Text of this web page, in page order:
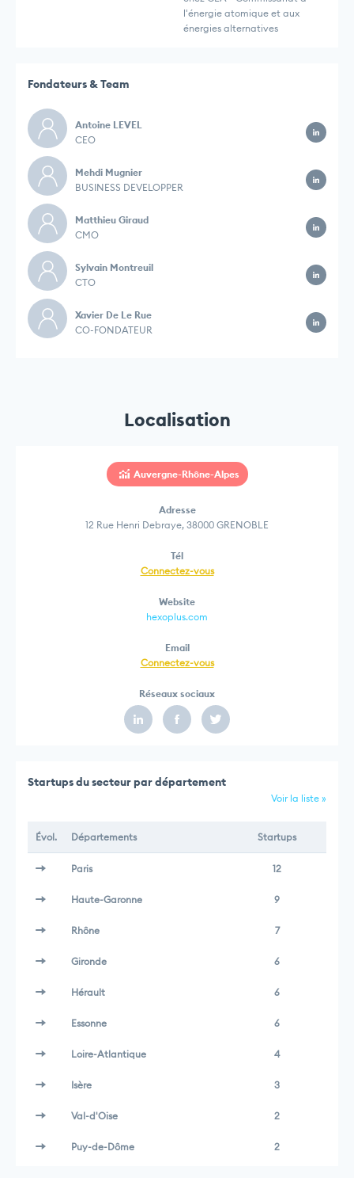
l'énergie atomique et aux
énergies alternatives
Fondateurs & Team
Antoine LEVEL
CEO
Mehdi Mugnier
BUSINESS DEVELOPPER
Matthieu Giraud
CMO
Sylvain Montreuil
CTO
Xavier De Le Rue
CO-FONDATEUR
Localisation
Auvergne-Rhône-Alpes
Adresse
12 Rue Henri Debraye, 38000 GRENOBLE
Tél
Connectez-vous
Website
hexoplus.com
Email
Connectez-vous
Réseaux sociaux
Startups du secteur par département
Voir la liste »
Évol. Départements Startups
Paris 12
Haute-Garonne 9
Rhône 7
Gironde 6
Hérault 6
Essonne 6
Loire-Atlantique 4
Isère 3
Val-d'Oise 2
Puy-de-Dôme 2